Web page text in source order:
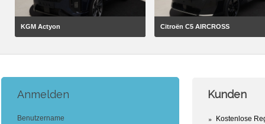
KGM Actyon Citroën C5 AIRCROSS
Anmelden
Benutzername
Kunden
Kostenlose